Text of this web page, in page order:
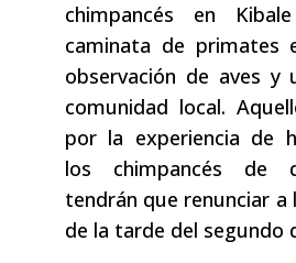
chimpancés en
caminata de primates
observación de aves y
comunidad local.
por la experiencia de
los chimpancés de
tendrán que renunciar a
de la tarde del segundo